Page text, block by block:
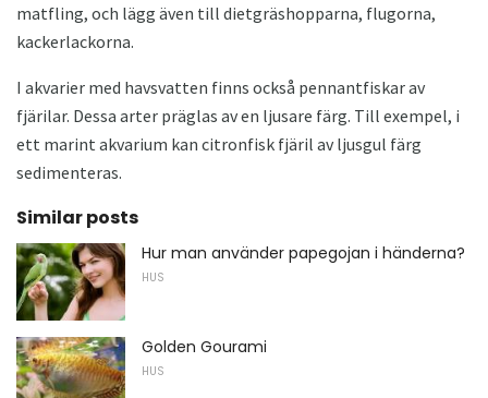
matfling, och lägg även till dietgräshopparna, flugorna,
kackerlackorna.
I akvarier med havsvatten finns också pennantfiskar av
fjärilar. Dessa arter präglas av en ljusare färg. Till exempel, i
ett marint akvarium kan citronfisk fjäril av ljusgul färg
sedimenteras.
Similar posts
Hur man använder papegojan i händerna?
HUS
Golden Gourami
HUS